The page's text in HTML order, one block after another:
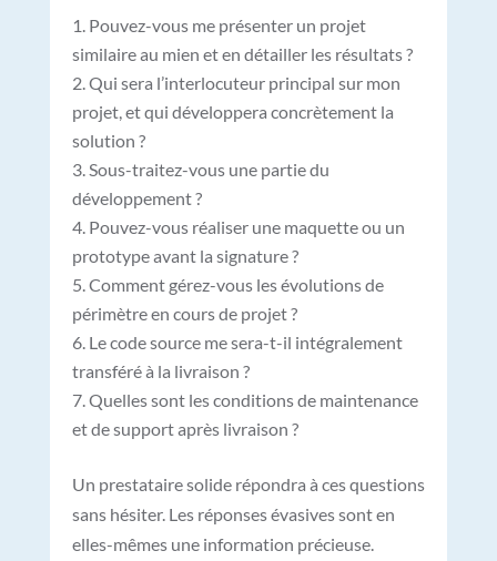
Pouvez-vous me présenter un projet
similaire au mien et en détailler les résultats ?
Qui sera l’interlocuteur principal sur mon
projet, et qui développera concrètement la
solution ?
Sous-traitez-vous une partie du
développement ?
Pouvez-vous réaliser une maquette ou un
prototype avant la signature ?
Comment gérez-vous les évolutions de
périmètre en cours de projet ?
Le code source me sera-t-il intégralement
transféré à la livraison ?
Quelles sont les conditions de maintenance
et de support après livraison ?
Un prestataire solide répondra à ces questions
sans hésiter. Les réponses évasives sont en
elles-mêmes une information précieuse.